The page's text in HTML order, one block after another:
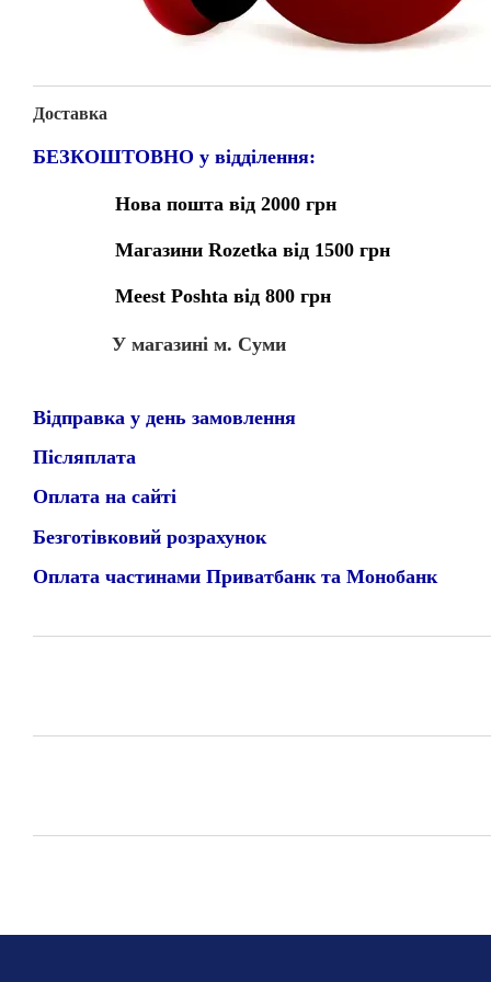
Доставка
БЕЗКОШТОВНО у відділення:
Нова пошта від 2000 грн
Магазини Rozetka від 1500 грн
Meest Poshta від 800 грн
У магазині м. Суми
Відправка у день замовлення
Післяплата
Оплата на сайті
Безготівковий розрахунок
Оплата частинами Приватбанк та Монобанк